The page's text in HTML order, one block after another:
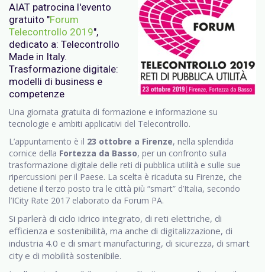
AIAT patrocina l'evento
gratuito "Forum
Telecontrollo 2019",
dedicato a: Telecontrollo
Made in Italy.
Trasformazione digitale:
modelli di business e
competenze
Una giornata gratuita di formazione e informazione su
tecnologie e ambiti applicativi del Telecontrollo.
L’appuntamento è il 23 ottobre a Firenze, nella splendida
cornice della Fortezza da Basso, per un confronto sulla
trasformazione digitale delle reti di pubblica utilità e sulle sue
ripercussioni per il Paese. La scelta è ricaduta su Firenze, che
detiene il terzo posto tra le città più “smart” d’Italia, secondo
l’ICity Rate 2017 elaborato da Forum PA.
Si parlerà di ciclo idrico integrato, di reti elettriche, di
efficienza e sostenibilità, ma anche di digitalizzazione, di
industria 4.0 e di smart manufacturing, di sicurezza, di smart
city e di mobilità sostenibile.